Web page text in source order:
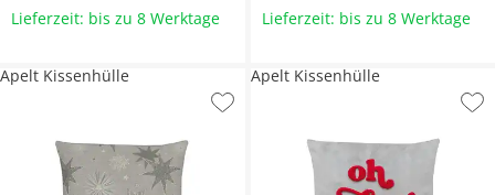
Lieferzeit: bis zu 8 Werktage Lieferzeit: bis zu 8 Werktage
Apelt Kissenhülle Apelt Kissenhülle